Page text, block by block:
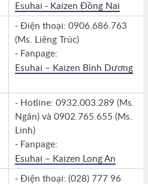
Esuhai - Kaizen Đồng Nai
- Điện thoại: 0906.686.763
(Ms. Liêng Trúc)
- Fanpage:
Esuhai – Kaizen Bình Dương
- Hotline: 0932.003.289 (Ms.
Ngân) và 0902.765.655 (Ms.
Linh)
- Fanpage:
Esuhai – Kaizen Long An
- Điện thoại: (028) 777 96